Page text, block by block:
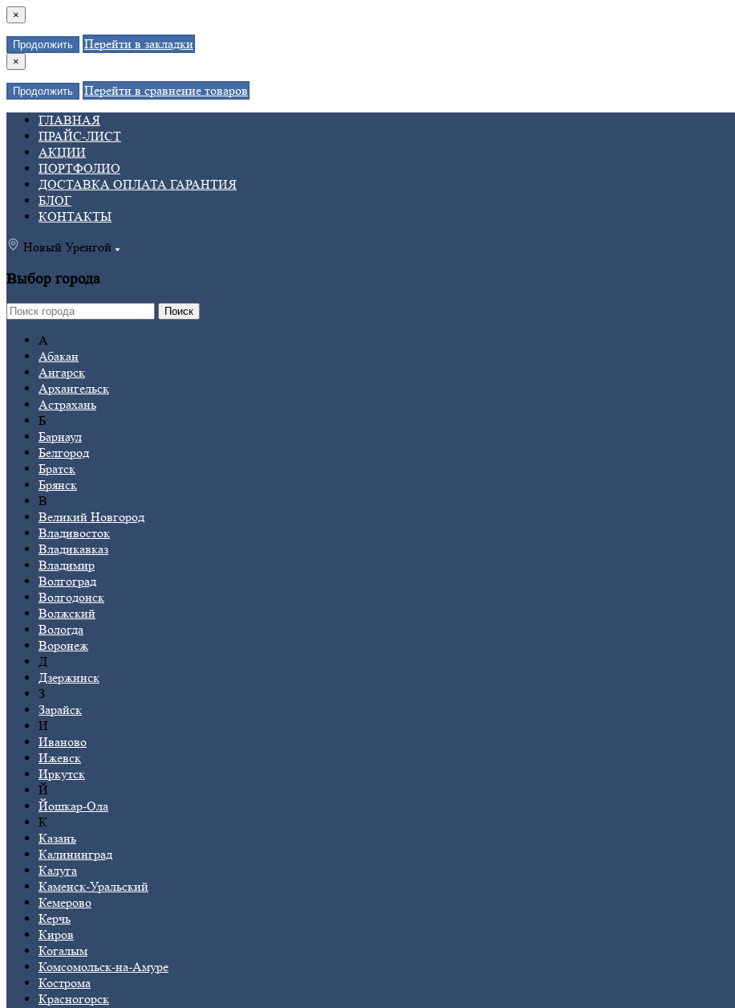
×
Продолжить Перейти в закладки
×
Продолжить
Перейти в сравнение товаров
ГЛАВНАЯ
ПРАЙС-ЛИСТ
АКЦИИ
ПОРТФОЛИО
ДОСТАВКА ОПЛАТА ГАРАНТИЯ
БЛОГ
КОНТАКТЫ
Новый Уренгой
Выбор города
Поиск
А
Абакан
Ангарск
Архангельск
Астрахань
Б
Барнаул
Белгород
Братск
Брянск
В
Великий Новгород
Владивосток
Владикавказ
Владимир
Волгоград
Волгодонск
Волжский
Вологда
Воронеж
Д
Дзержинск
З
Зарайск
И
Иваново
Ижевск
Иркутск
Й
Йошкар-Ола
К
Казань
Калининград
Калуга
Каменск-Уральский
Кемерово
Керчь
Киров
Когалым
Комсомольск-на-Амуре
Кострома
Красногорск